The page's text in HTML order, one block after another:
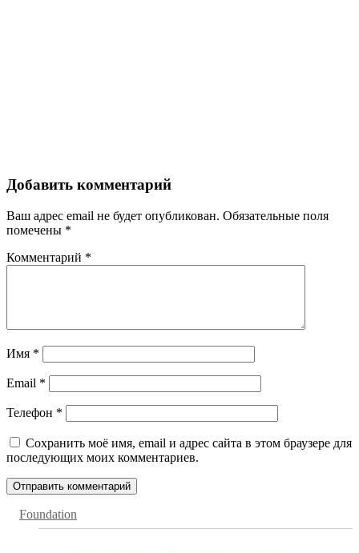
Добавить комментарий
Ваш адрес email не будет опубликован. Обязательные поля
помечены *
Комментарий *
Имя *
Email *
Телефон *
Сохранить моё имя, email и адрес сайта в этом браузере для
последующих моих комментариев.
Foundation